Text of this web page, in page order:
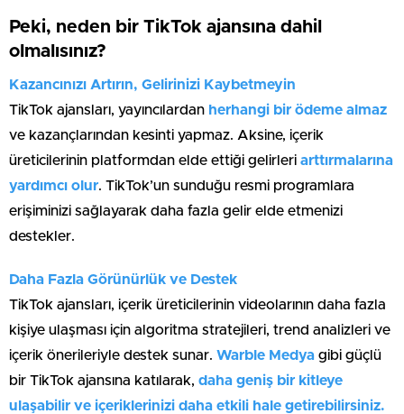
Peki, neden bir TikTok ajansına dahil
olmalısınız?
Kazancınızı Artırın, Gelirinizi Kaybetmeyin
TikTok ajansları, yayıncılardan herhangi bir ödeme almaz
ve kazançlarından kesinti yapmaz. Aksine, içerik
üreticilerinin platformdan elde ettiği gelirleri arttırmalarına
yardımcı olur. TikTok’un sunduğu resmi programlara
erişiminizi sağlayarak daha fazla gelir elde etmenizi
destekler.
Daha Fazla Görünürlük ve Destek
TikTok ajansları, içerik üreticilerinin videolarının daha fazla
kişiye ulaşması için algoritma stratejileri, trend analizleri ve
içerik önerileriyle destek sunar. Warble Medya gibi güçlü
bir TikTok ajansına katılarak, daha geniş bir kitleye
ulaşabilir ve içeriklerinizi daha etkili hale getirebilirsiniz.